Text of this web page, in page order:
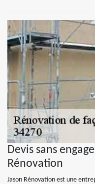
Devis sans
Rénovation
Jason Rénovation est une